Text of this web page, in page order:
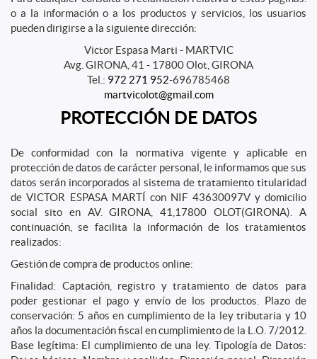
o a la información o a los productos y servicios, los usuarios
pueden dirigirse a la siguiente dirección:
Victor Espasa Marti - MARTVIC
Avg. GIRONA, 41 - 17800 Olot, GIRONA
Tel.: 972 271 952-696785468
martvicolot@gmail.com
PROTECCIÓN DE DATOS
De conformidad con la normativa vigente y aplicable en
protección de datos de carácter personal, le informamos que sus
datos serán incorporados al sistema de tratamiento titularidad
de VICTOR ESPASA MARTÍ con NIF 43630097V y domicilio
social sito en AV. GIRONA, 41,17800 OLOT(GIRONA). A
continuación, se facilita la información de los tratamientos
realizados:
Gestión de compra de productos online:
Finalidad: Captación, registro y tratamiento de datos para
poder gestionar el pago y envío de los productos. Plazo de
conservación: 5 años en cumplimiento de la ley tributaria y 10
años la documentación fiscal en cumplimiento de la L.O. 7/2012.
Base legítima: El cumplimiento de una ley. Tipología de Datos: